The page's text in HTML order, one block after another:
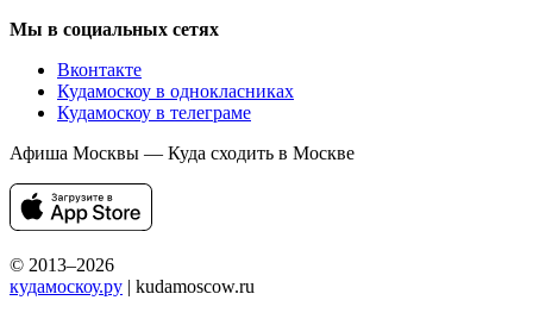
Мы в социальных сетях
Вконтакте
Кудамоскоу в однокласниках
Кудамоскоу в телеграме
Афиша Москвы — Куда сходить в Москве
© 2013–2026
кудамоскоу.ру | kudamoscow.ru